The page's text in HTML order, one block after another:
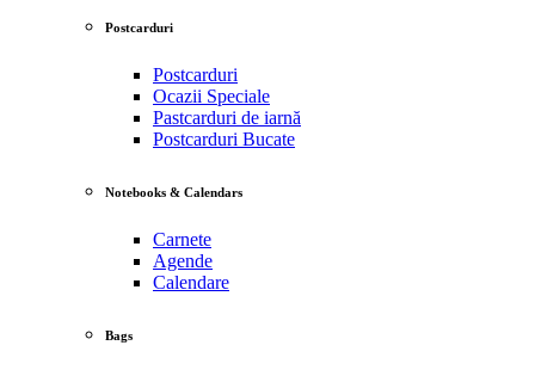
Postcarduri
Postcarduri
Ocazii Speciale
Pastcarduri de iarnă
Postcarduri Bucate
Notebooks & Calendars
Carnete
Agende
Calendare
Bags